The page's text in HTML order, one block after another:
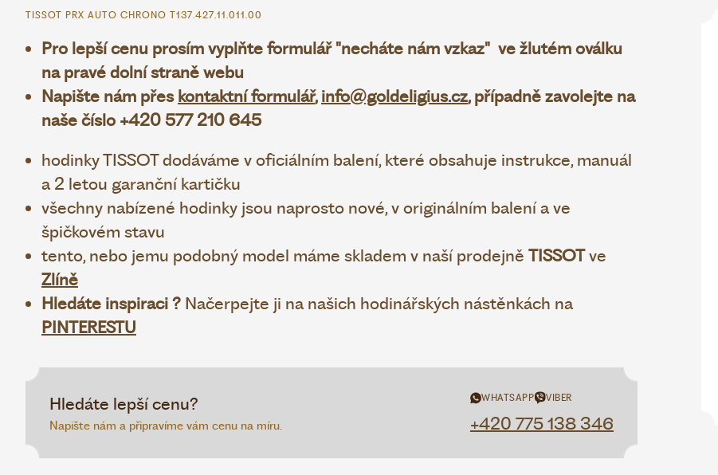
TISSOT PRX AUTO CHRONO T137.427.11.011.00
Pro lepší cenu prosím vyplňte formulář "necháte nám vzkaz" ve žlutém oválku
na pravé dolní straně webu
Napište nám přes kontaktní formulář, info@goldeligius.cz, případně zavolejte na
naše číslo +420 577 210 645
hodinky TISSOT dodáváme v oficiálním balení, které obsahuje instrukce, manuál
a 2 letou garanční kartičku
všechny nabízené hodinky jsou naprosto nové, v originálním balení a ve
špičkovém stavu
tento, nebo jemu podobný model máme skladem v naší prodejně TISSOTve
Zlíně
Hledáte inspiraci ? Načerpejte ji na našich hodinářských nástěnkách na
PINTERESTU
Hledáte lepší cenu?
Napište nám a připravíme vám cenu na míru.
WHATSAPP VIBER
+420 775 138 346